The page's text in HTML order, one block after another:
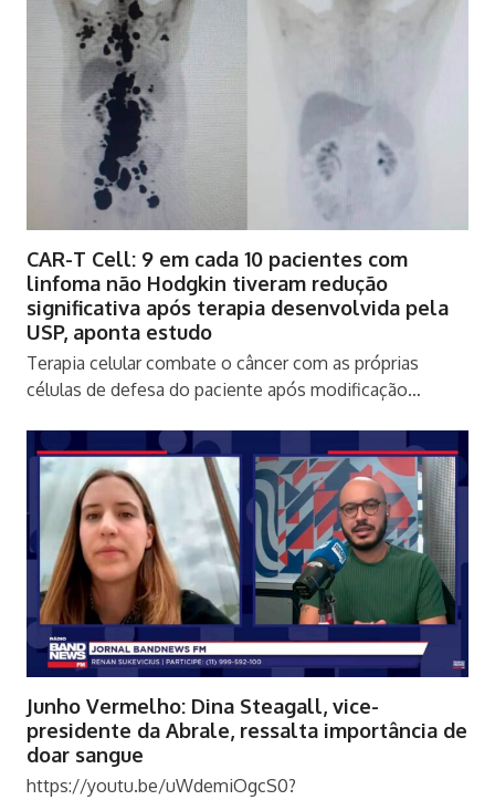
CAR-T Cell: 9 em cada 10 pacientes com
linfoma não Hodgkin tiveram redução
significativa após terapia desenvolvida pela
USP, aponta estudo
Terapia celular combate o câncer com as próprias
células de defesa do paciente após modificação…
Junho Vermelho: Dina Steagall, vice-
presidente da Abrale, ressalta importância de
doar sangue
https://youtu.be/uWdemiOgcS0?